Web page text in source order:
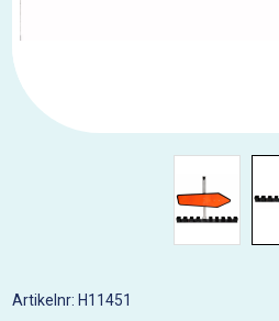
Artikelnr: H11451